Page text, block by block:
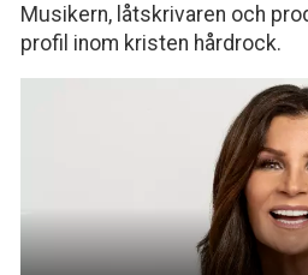
Musikern, låtskrivaren och
profil inom kristen hårdrock.